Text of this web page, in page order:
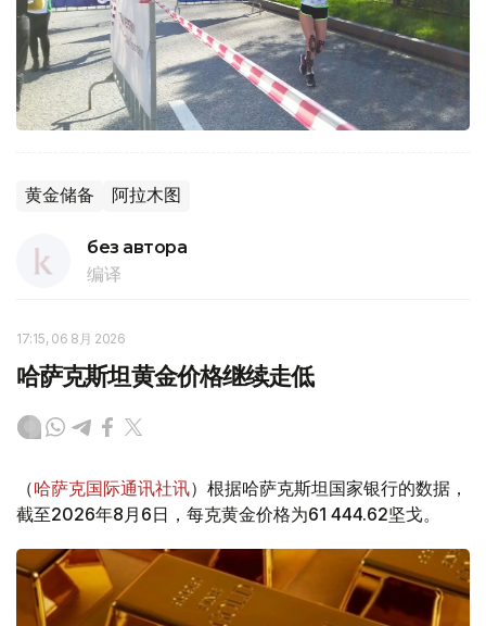
黄金储备 阿拉木图
без автора
编译
17:15, 06 8月 2026
哈萨克斯坦黄金价格继续走低
（哈萨克国际通讯社讯）根据哈萨克斯坦国家银行的数据，
截至2026年8月6日，每克黄金价格为61 444.62坚戈。